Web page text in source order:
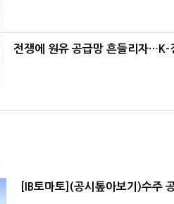
전쟁에 원유 공급망 흔들리자…K-
[IB토마토](공시톺아보기)수주